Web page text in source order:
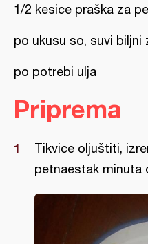
1/2 kesice praška za
po ukusu so, suvi biljni
po potrebi ulja
Priprema
Tikvice oljuštiti,
petnaestak minuta